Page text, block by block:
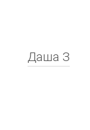
Даша З